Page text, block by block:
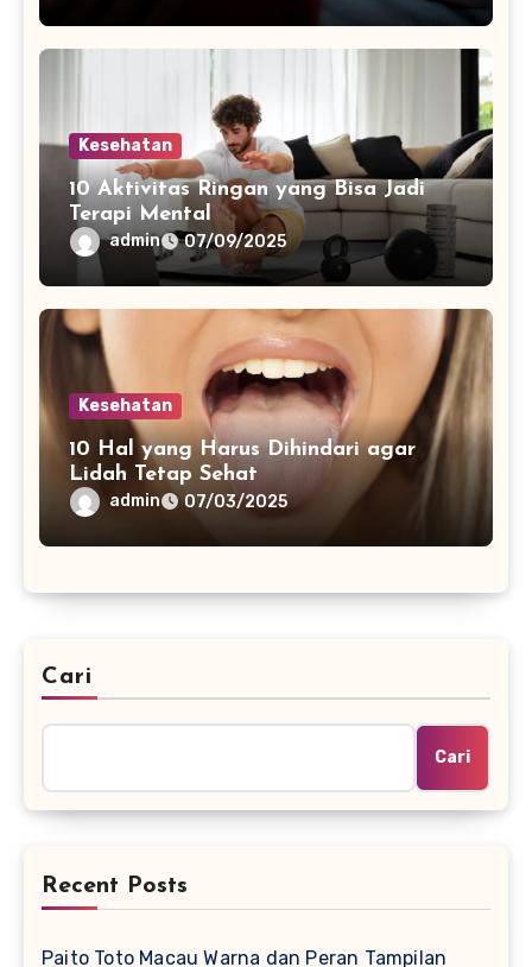
Kesehatan
10 Aktivitas Ringan yang Bisa Jadi
Terapi Mental
admin 07/09/2025
Kesehatan
10 Hal yang Harus Dihindari agar
Lidah Tetap Sehat
admin 07/03/2025
Cari
Cari
Recent Posts
Paito Toto Macau Warna dan Peran Tampilan